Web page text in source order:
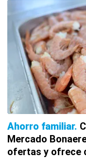
Ahorro familiar
Mercado
ofertas y ofrece